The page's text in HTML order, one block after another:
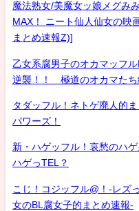
魔法熟女/美魔女ッ娘メグみ
MAX！ ニート仙人仙女の映
まとめ速報Z)]
乙女系腐男子のオカマッフ
逆襲！！ 極道のオカマたち
タダッフル！ネトゲ廃人的
パワーズ！
新・ハゲッフル！哀愁のハ
ハゲっTEL？
こじ！コジッフル@！-レズ
女のBL腐女子的まとめ速報-